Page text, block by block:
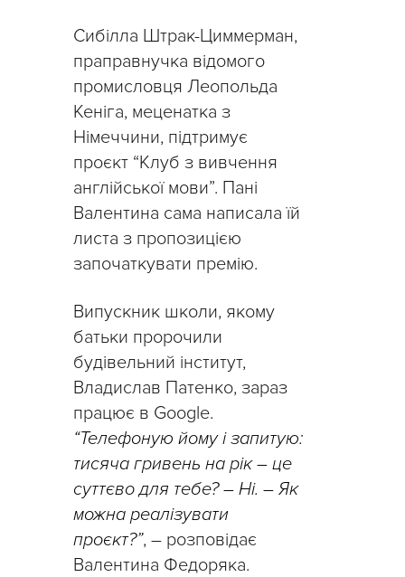
Сибілла Штрак-Циммерман,
праправнучка відомого
промисловця Леопольда
Кеніга, меценатка з
Німеччини, підтримує
проєкт “Клуб з вивчення
англійської мови”. Пані
Валентина сама написала їй
листа з пропозицією
започаткувати премію.
Випускник школи, якому
батьки пророчили
будівельний інститут,
Владислав Патенко, зараз
працює в Google.
“Телефоную йому і запитую:
тисяча гривень на рік – це
суттєво для тебе? – Ні. – Як
можна реалізувати
проєкт?”, – розповідає
Валентина Федоряка.